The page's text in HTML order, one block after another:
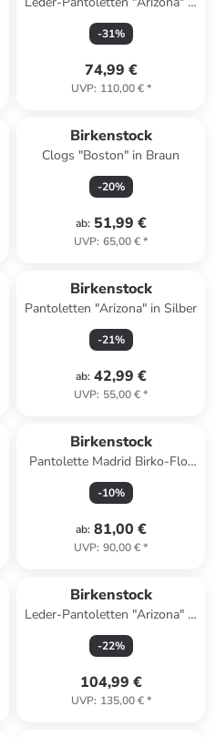
Dunkelbraun - Weite N
-31%
74,99 €
UVP: 110,00 €*
Birkenstock
Clogs "Boston" in Braun
-20%
ab: 51,99 €
UVP: 65,00 €*
Birkenstock
Pantoletten "Arizona" in Silber
-21%
ab: 42,99 €
UVP: 55,00 €*
Birkenstock
Pantolette Madrid Birko-Flor
Nubuk schmal in braun
-10%
ab: 81,00 €
UVP: 90,00 €*
Birkenstock
Leder-Pantoletten "Arizona" in
Rosa
-22%
104,99 €
UVP: 135,00 €*